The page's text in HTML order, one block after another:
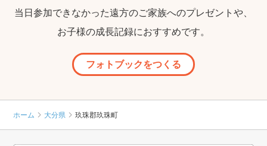
当日参加できなかった遠方のご家族へのプレゼントや、
お子様の成長記録におすすめです。
フォトブックをつくる
ホーム 大分県 玖珠郡玖珠町